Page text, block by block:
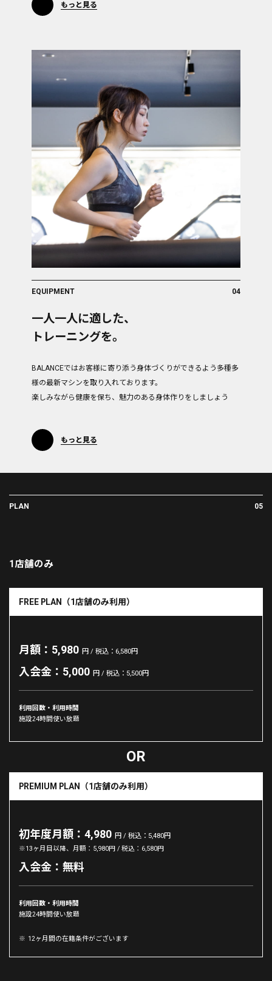
もっと見る
EQUIPMENT 04
一人一人に適した、
トレーニングを。
BALANCEではお客様に寄り添う身体づくりができるよう多種多
様の最新マシンを取り入れております。
楽しみながら健康を保ち、魅力のある身体作りをしましょう
もっと見る
PLAN 05
1店舗のみ
FREE PLAN（1店舗のみ利用）
月額：5,980 円 / 税込：6,580円
入会金：5,000 円 / 税込：5,500円
利用回数・利用時間
施設24時間使い放題
PREMIUM PLAN（1店舗のみ利用）
初年度月額：4,980 円 / 税込：5,480円
※13ヶ月目以降、月額：5,980円 / 税込：6,580円
入会金：無料
利用回数・利用時間
施設24時間使い放題
12ヶ月間の在籍条件がございます